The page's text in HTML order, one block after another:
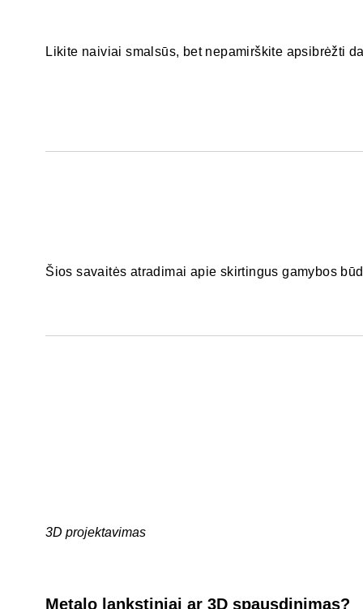
Likite naiviai smalsūs, bet nepamirškite apsibrėžti
Šios savaitės atradimai apie skirtingus gamybos
3D projektavimas
Metalo lankstiniai ar 3D spausdinimas?